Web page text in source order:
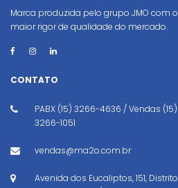
Marca produzida pelo grupo JMO com o
maior rigor de qualidade do mercado.
CONTATO
PABX (15) 3266-4636 / Vendas (15)
3266-1051
vendas@ma2o.com.br
Avenida dos Eucaliptos, 151, Distrito